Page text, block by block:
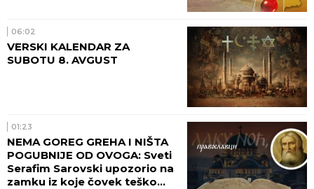
06:02
VERSKI KALENDAR ZA
SUBOTU 8. AVGUST
01:23
NEMA GOREG GREHA I NIŠTA
POGUBNIJE OD OVOGA: Sveti
Serafim Sarovski upozorio na
zamku iz koje čovek teško